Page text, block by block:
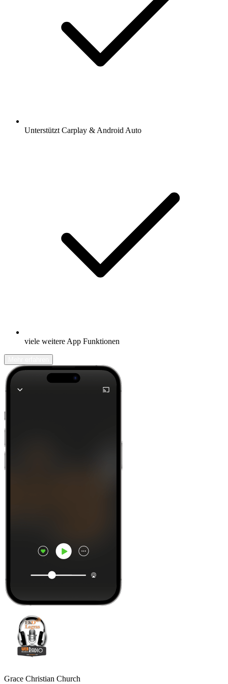
Unterstützt Carplay & Android Auto
viele weitere App Funktionen
Grace Christian Church